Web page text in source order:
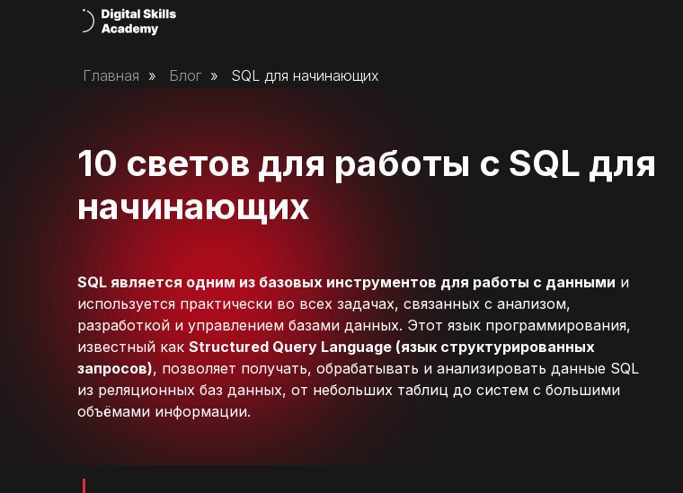
Главная » Блог » SQL для начинающих
10 светов для работы с SQL для
начинающих
SQL является одним из базовых инструментов для работы с данными и
используется практически во всех задачах, связанных с анализом,
разработкой и управлением базами данных. Этот язык программирования,
известный как Structured Query Language (язык структурированных
запросов), позволяет получать, обрабатывать и анализировать данные SQL
из реляционных баз данных, от небольших таблиц до систем с большими
объёмами информации.